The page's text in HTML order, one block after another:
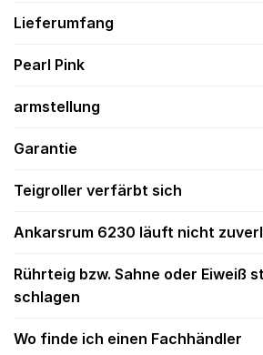
Lieferumfang
Pearl Pink
armstellung
Garantie
Teigroller verfärbt sich
Ankarsrum 6230 läuft nicht
Rührteig bzw. Sahne oder Eiweiß
schlagen
Wo finde ich einen Fachhändler